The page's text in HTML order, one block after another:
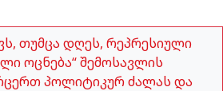
თუმცა დღეს, რეპრესიული
ოცნება“ შემოსავლის
პოლიტიკურ ძალას და